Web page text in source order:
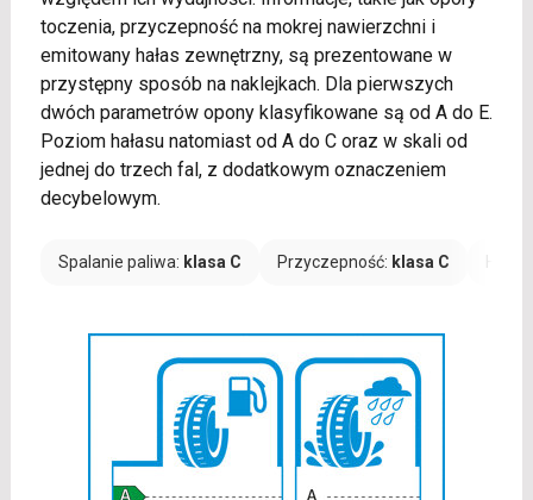
toczenia, przyczepność na mokrej nawierzchni i
emitowany hałas zewnętrzny, są prezentowane w
przystępny sposób na naklejkach. Dla pierwszych
dwóch parametrów opony klasyfikowane są od A do E.
Poziom hałasu natomiast od A do C oraz w skali od
jednej do trzech fal, z dodatkowym oznaczeniem
decybelowym.
Spalanie paliwa: klasa C Przyczepność: klasa C